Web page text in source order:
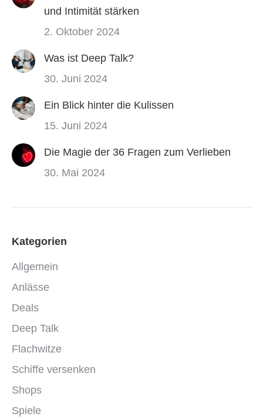
und Intimität stärken
2. Oktober 2024
Was ist Deep Talk?
30. Juni 2024
Ein Blick hinter die Kulissen
15. Juni 2024
Die Magie der 36 Fragen zum Verlieben
30. Mai 2024
Kategorien
Allgemein
Anlässe
Deals
Deep Talk
Flachwitze
Schiffe versenken
Shops
Spiele